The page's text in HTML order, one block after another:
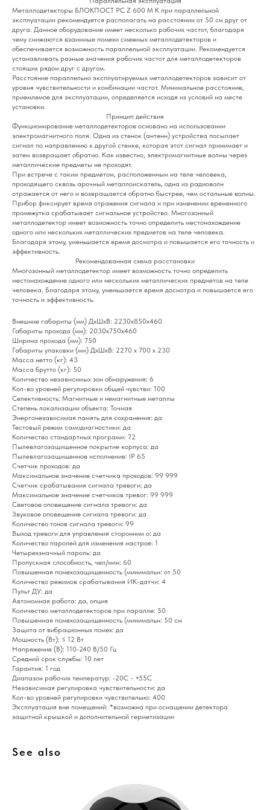
Home Catalog Favorites Cart
Металлодетекторы БЛОКПОСТ РС Z 600 M K при параллельной
эксплуатации рекомендуется располагать на расстоянии от 50 см друг от
друга. Данное оборудование имеет несколько рабочих частот, благодаря
чему снижаются взаимные помехи смежных металлодетекторов и
обеспечивается возможность параллельной эксплуатации. Рекомендуется
устанавливать разные значения рабочих частот для металлодетекторов
стоящих рядом друг с другом.
Расстояние параллельно эксплуатируемых металлодетекторов зависит от
уровня чувствительности и комбинации частот. Минимальное расстояние,
приемлемое для эксплуатации, определяется исходя из условий на месте
установки.
Принцип действия
Функционирование металлодетекторов основано на использовании
электромагнитного поля. Одна из стенок (антенн) устройства посылает
сигнал по направлению к другой стенке, которая этот сигнал принимает и
затем возвращает обратно. Как известно, электромагнитные волны через
металлические предметы не проходят.
При встрече с таким предметом, расположенным на теле человека,
проходящего сквозь арочный металлоискатель, одна из радиоволн
отражается от него и возвращается обратно быстрее, чем остальные волны.
Прибор фиксирует время отражения сигнала и при изменении временного
промежутка срабатывает сигнальное устройство. Многозонный
металлодетектор имеет возможность точно определить местонахождение
одного или нескольких металлических предметов на теле человека.
Благодаря этому, уменьшается время досмотра и повышается его точность и
эффективность.
Рекомендованная схема расстановки
Многозонный металлодетектор имеет возможность точно определить
местонахождение одного или нескольких металлических предметов на теле
человека. Благодаря этому, уменьшается время досмотра и повышается его
точность и эффективность.
Внешние габариты (мм) ДхШхВ: 2230х850х460
Габариты прохода (мм): 2030х750х460
Ширина прохода (мм): 750
Габариты упаковки (мм) ДхШхВ: 2270 x 700 x 230
Масса нетто (кг): 43
Масса брутто (кг): 50
Количество независимых зон обнаружения: 6
Кол-во уровней регулировки общей чувстви: 100
Селективность: Магнитные и немагнитные металлы
Степень локализации объекта: Точная
Энергонезависимая память для сохранения: да
Тестовый режим самодиагностики: да
Количество стандартных программ: 72
Пылевлагозащищенное покрытие корпуса: да
Пылевлагозащищенное исполнение: IP 65
Счетчик проходов: да
Максимальное значение счетчика проходов: 99 999
Счетчик срабатывания сигнала тревоги: да
Максимальное значение счетчиков тревог: 99 999
Световое оповещение сигнала тревоги: да
Звуковое оповещение сигнала тревоги: да
Количество тонов сигнала тревоги: 99
Выход тревоги для управления сторонним о: да
Количество паролей для изменения настрое: 1
Четырехзначный пароль: да
Пропускная способность, чел/мин: 60
Повышенная помехозащищенность (минимальн: от 50
Количество режимов срабатывания ИК-датчи: 4
Пульт ДУ: да
Автономная работа: да, опция
Количество металлодетекторов при паралле: 50
Повышенная помехозащищенность (минимальн: 50 см
Защита от вибрационных помех: да
Мощность (Вт): ≤ 12 Вт
Напряжение (В): 110-240 В/50 Гц
Средний срок службы: 10 лет
Гарантия: 1 год
Диапазон рабочих температур: -20С - +55С
Независимая регулировка чувствительности: да
Кол-во уровней регулировки чувствительно: 400
Эксплуатация вне помещений: *возможна при оснащении детектора
защитной крышкой и дополнительной герметизации
See also